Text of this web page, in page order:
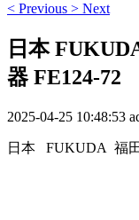
< Previous > Next
日本
器 FE124-72
2025-04-25 10:48:53
日本 FUKUDA 福